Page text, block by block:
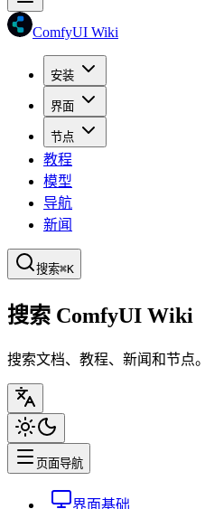
ComfyUI Wiki
安装
界面
节点
教程
模型
导航
新闻
搜索⌘K
搜索 ComfyUI Wiki
搜索文档、教程、新闻和节点。
页面导航
界面基础